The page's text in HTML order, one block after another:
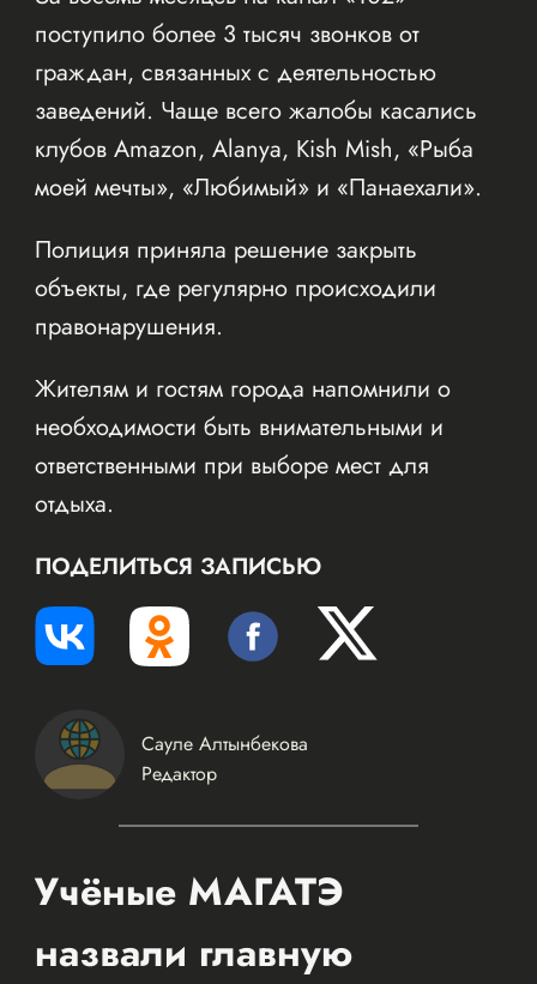
поступило более 3 тысяч звонков от
граждан, связанных с деятельностью
заведений. Чаще всего жалобы касались
клубов Amazon, Alanya, Kish Mish, «Рыба
моей мечты», «Любимый» и «Панаехали».
Полиция приняла решение закрыть
объекты, где регулярно происходили
правонарушения.
Жителям и гостям города напомнили о
необходимости быть внимательными и
ответственными при выборе мест для
отдыха.
ПОДЕЛИТЬСЯ ЗАПИСЬЮ
Сауле Алтынбекова
Редактор
Учёные МАГАТЭ
назвали главную